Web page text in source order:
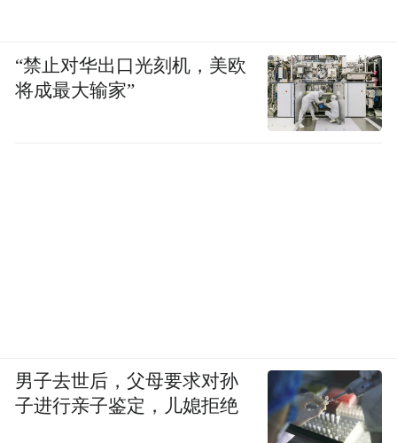
“禁止对华出口光刻机，美欧
将成最大输家”
男子去世后，父母要求对孙
子进行亲子鉴定，儿媳拒绝